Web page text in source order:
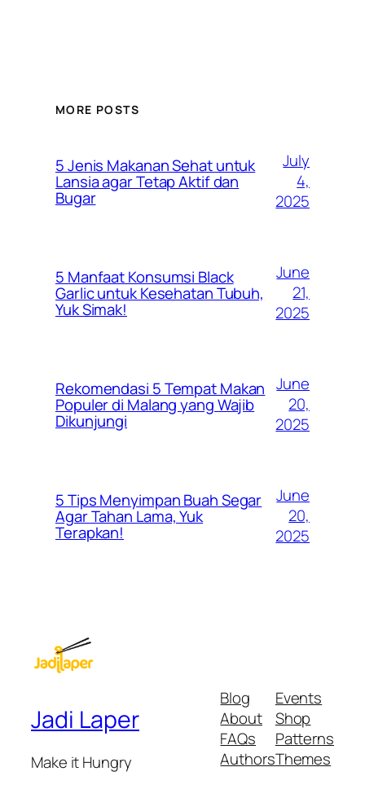
MORE POSTS
5 Jenis Makanan Sehat untuk
Lansia agar Tetap Aktif dan
Bugar
July
4,
2025
5 Manfaat Konsumsi Black
Garlic untuk Kesehatan Tubuh,
Yuk Simak!
June
21,
2025
Rekomendasi 5 Tempat Makan
Populer di Malang yang Wajib
Dikunjungi
June
20,
2025
5 Tips Menyimpan Buah Segar
Agar Tahan Lama, Yuk
Terapkan!
June
20,
2025
Jadi Laper
Make it Hungry
Blog
About
FAQs
Authors
Events
Shop
Patterns
Themes